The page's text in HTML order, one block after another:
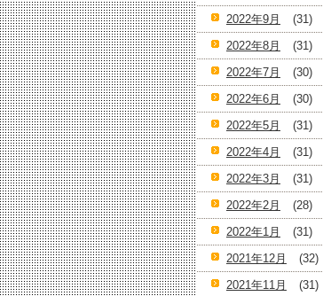
2022年9月
(31)
2022年8月
(31)
2022年7月
(30)
2022年6月
(30)
2022年5月
(31)
2022年4月
(31)
2022年3月
(31)
2022年2月
(28)
2022年1月
(31)
2021年12月
(32)
2021年11月
(31)